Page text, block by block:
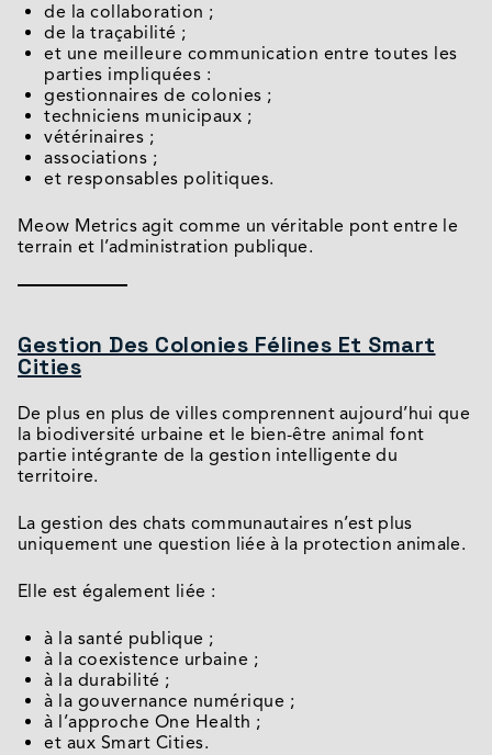
de la collaboration ;
de la traçabilité ;
et une meilleure communication entre toutes les
parties impliquées :
gestionnaires de colonies ;
techniciens municipaux ;
vétérinaires ;
associations ;
et responsables politiques.
Meow Metrics agit comme un véritable pont entre le
terrain et l’administration publique.
Gestion Des Colonies Félines Et Smart
Cities
De plus en plus de villes comprennent aujourd’hui que
la biodiversité urbaine et le bien-être animal font
partie intégrante de la gestion intelligente du
territoire.
La gestion des chats communautaires n’est plus
uniquement une question liée à la protection animale.
Elle est également liée :
à la santé publique ;
à la coexistence urbaine ;
à la durabilité ;
à la gouvernance numérique ;
à l’approche One Health ;
et aux Smart Cities.